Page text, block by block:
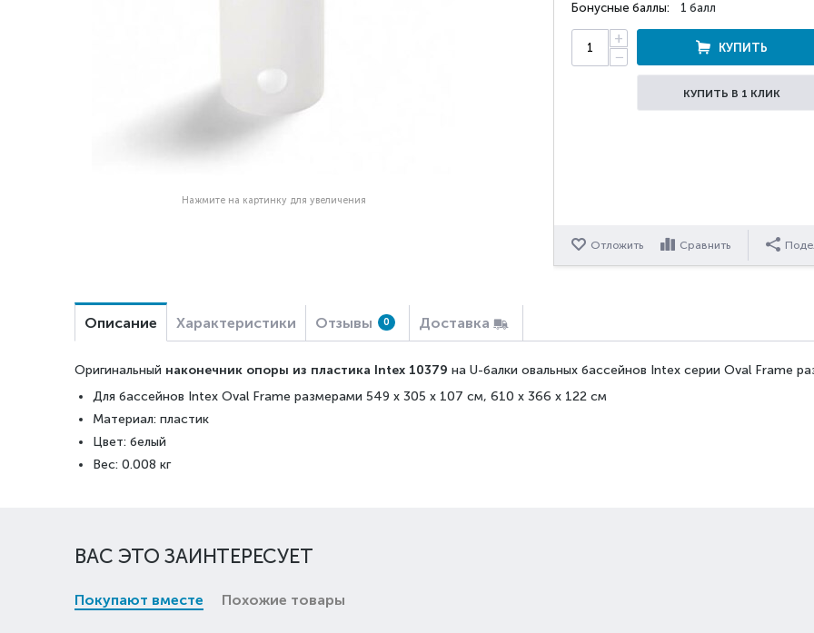
Нажмите на картинку для увеличения
Бонусные баллы: 1 балл
+
−
КУПИТЬ
КУПИТЬ В 1 КЛИК
Отложить Сравнить
Описание Характеристики Отзывы 0 Доставка
Оригинальный наконечник опоры из пластика Intex 10379 на U-балки овальных бассейнов Intex серии Oval Frame
Для бассейнов Intex Oval Frame размерами 549 х 305 х 107 см, 610 х 366 х 122 см
Материал: пластик
Цвет: белый
Вес: 0.008 кг
ВАС ЭТО ЗАИНТЕРЕСУЕТ
Покупают вместе Похожие товары